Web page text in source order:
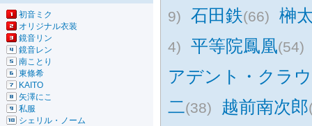
初音ミク
オリジナル衣装
鏡音リン
鏡音レン
南ことり
東條希
KAITO
矢澤にこ
私服
シェリル・ノーム
9) 石田鉄(66) 榊
4) 平等院鳳凰(54)
アデント・クラ
二(38) 越前南次郎